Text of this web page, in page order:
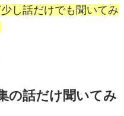
し話だけでも聞いてみ
の話だけ聞いてみ